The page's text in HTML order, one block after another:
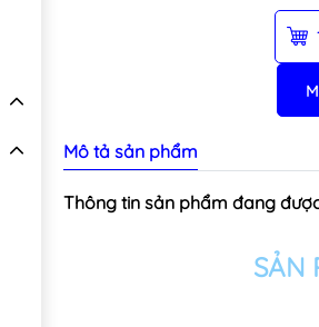
Mô tả sản phẩm
Thông tin sản phẩm đang
SẢN